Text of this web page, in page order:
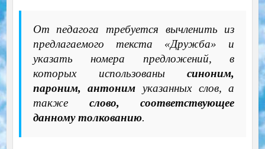
От педагога требуется вычленить из
предлагаемого текста «Дружба» и
указать номера предложений, в
которых использованысиноним,
пароним, антоним указанных слов, а
также слово, соответствующее
данному толкованию.